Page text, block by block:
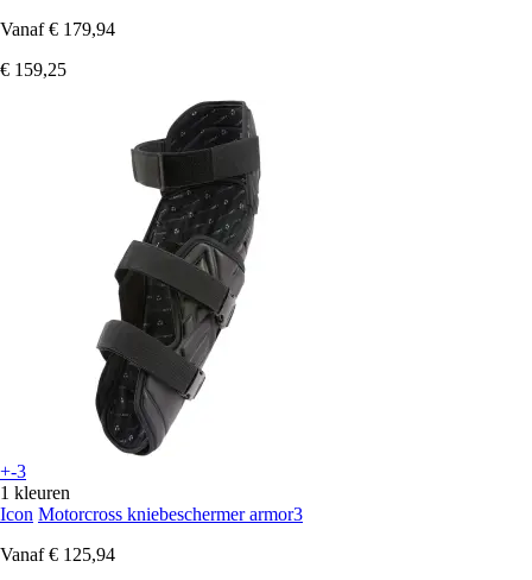
Vanaf € 179,94
€ 159,25
+-3
1 kleuren
Icon Motorcross kniebeschermer armor3
Vanaf € 125,94